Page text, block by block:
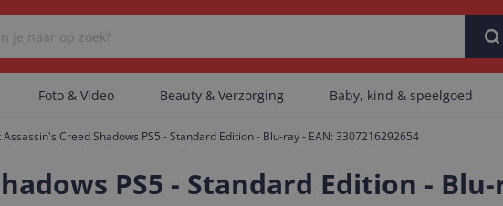
Er zijn geen categorieën gevonden.
Foto & Video Beauty & Verzorging Baby, kind & speelgoed
Creed Shadows PS5 - Standard Edition - Blu-ray - EAN: 3307216292654
PS5 - Standard Edition - Blu-